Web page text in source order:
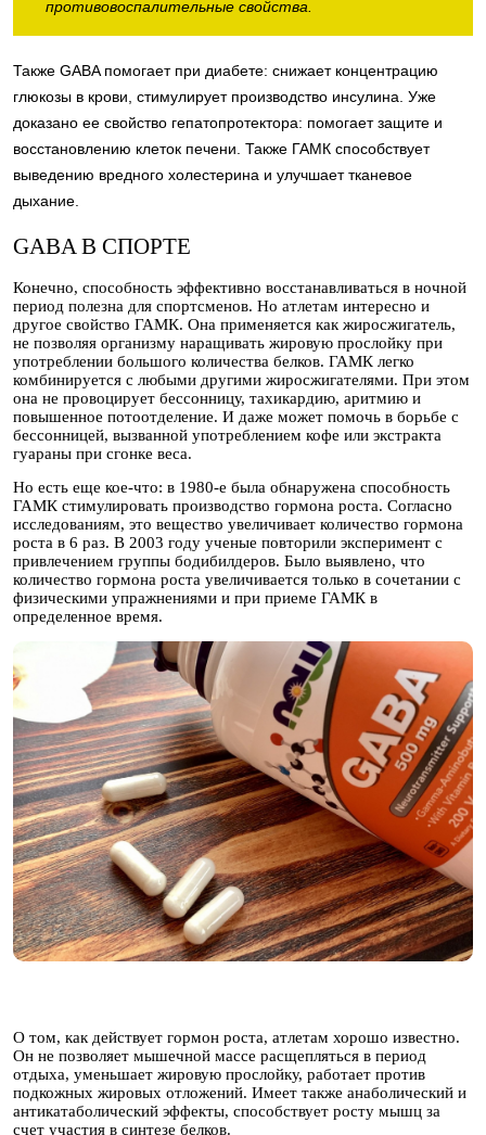
противовоспалительные свойства.
Также GABA помогает при диабете: снижает концентрацию
глюкозы в крови, стимулирует производство инсулина. Уже
доказано ее свойство гепатопротектора: помогает защите и
восстановлению клеток печени. Также ГАМК способствует
выведению вредного холестерина и улучшает тканевое
дыхание.
GABA В СПОРТЕ
Конечно, способность эффективно восстанавливаться в ночной
период полезна для спортсменов. Но атлетам интересно и
другое свойство ГАМК. Она применяется как жиросжигатель,
не позволяя организму наращивать жировую прослойку при
употреблении большого количества белков. ГАМК легко
комбинируется с любыми другими жиросжигателями. При этом
она не провоцирует бессонницу, тахикардию, аритмию и
повышенное потоотделение. И даже может помочь в борьбе с
бессонницей, вызванной употреблением кофе или экстракта
гуараны при сгонке веса.
Но есть еще кое-что: в 1980-е была обнаружена способность
ГАМК стимулировать производство гормона роста. Согласно
исследованиям, это вещество увеличивает количество гормона
роста в 6 раз. В 2003 году ученые повторили эксперимент с
привлечением группы бодибилдеров. Было выявлено, что
количество гормона роста увеличивается только в сочетании с
физическими упражнениями и при приеме ГАМК в
определенное время.
О том, как действует гормон роста, атлетам хорошо известно.
Он не позволяет мышечной массе расщепляться в период
отдыха, уменьшает жировую прослойку, работает против
подкожных жировых отложений. Имеет также анаболический и
антикатаболический эффекты, способствует росту мышц за
счет участия в синтезе белков.